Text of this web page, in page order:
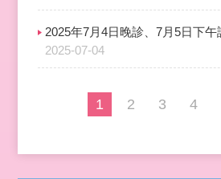
2025年7月4日晚診、7月5日下午
2025-07-04
1 2 3 4